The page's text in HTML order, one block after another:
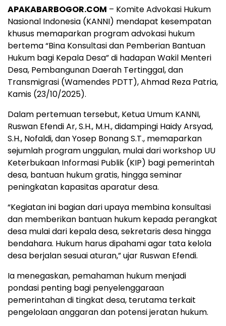
APAKABARBOGOR.COM – Komite Advokasi Hukum
Nasional Indonesia (KANNI) mendapat kesempatan
khusus memaparkan program advokasi hukum
bertema “Bina Konsultasi dan Pemberian Bantuan
Hukum bagi Kepala Desa” di hadapan Wakil Menteri
Desa, Pembangunan Daerah Tertinggal, dan
Transmigrasi (Wamendes PDTT), Ahmad Reza Patria,
Kamis (23/10/2025).
Dalam pertemuan tersebut, Ketua Umum KANNI,
Ruswan Efendi Ar, S.H., M.H., didampingi Haidy Arsyad,
S.H., Nofaldi, dan Yosep Bonang S.T., memaparkan
sejumlah program unggulan, mulai dari workshop UU
Keterbukaan Informasi Publik (KIP) bagi pemerintah
desa, bantuan hukum gratis, hingga seminar
peningkatan kapasitas aparatur desa.
“Kegiatan ini bagian dari upaya membina konsultasi
dan memberikan bantuan hukum kepada perangkat
desa mulai dari kepala desa, sekretaris desa hingga
bendahara. Hukum harus dipahami agar tata kelola
desa berjalan sesuai aturan,” ujar Ruswan Efendi.
Ia menegaskan, pemahaman hukum menjadi
pondasi penting bagi penyelenggaraan
pemerintahan di tingkat desa, terutama terkait
pengelolaan anggaran dan potensi jeratan hukum.